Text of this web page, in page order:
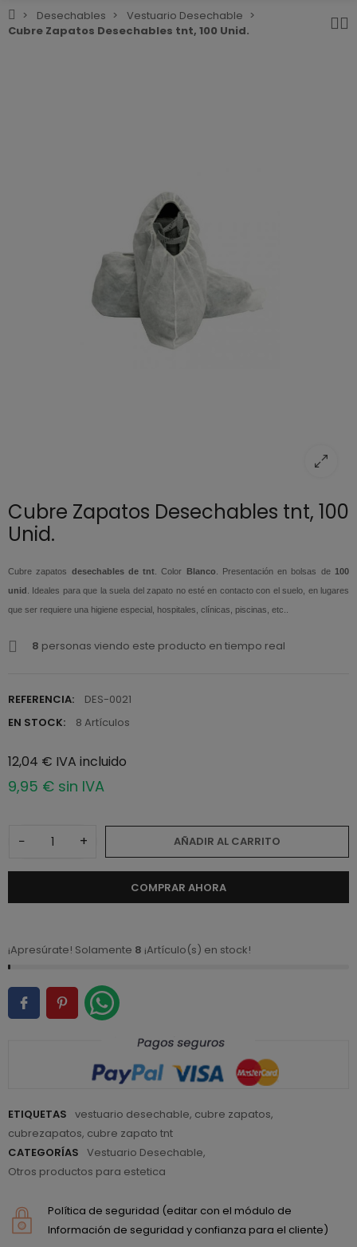
Desechables
Vestuario Desechable
Cubre Zapatos Desechables tnt, 100 Unid.
Cubre Zapatos Desechables tnt, 100
Unid.
Cubre zapatos desechables de tnt . Color Blanco . Presentación en bolsas de 100
unid . Ideales para que la suela del zapato no esté en contacto con el suelo, en lugares
que ser requiere una higiene especial, hospitales, clínicas, piscinas, etc..
8 personas viendo este producto en tiempo real
REFERENCIA:
DES-0021
EN STOCK:
8 Artículos
12,04 € IVA incluido
9,95 € sin IVA
− + AÑADIR AL CARRITO
COMPRAR AHORA
¡Apresúrate! Solamente 8 ¡Artículo(s) en stock!
ETIQUETAS vestuario desechable, cubre zapatos,
cubrezapatos, cubre zapato tnt
CATEGORÍAS Vestuario Desechable,
Otros productos para estetica
Política de seguridad (editar con el módulo de
Información de seguridad y confianza para el cliente)